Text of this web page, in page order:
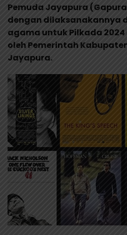
Pemuda Jayapura
dengan dilaksanakannya
agama untuk Pilkada
oleh Pemerintah
Jayapura.